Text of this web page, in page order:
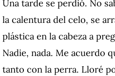
Una tarde se perdió. No
la calentura del celo, se
plástica en la cabeza a
Nadie, nada. Me acuerdo
tanto con la perra. Lloré